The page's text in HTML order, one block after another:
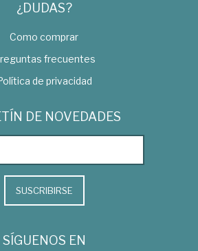
¿DUDAS?
Como comprar
frecuentes
de privacidad
DE NOVEDADES
SUSCRIBIRSE
SÍGUENOS EN